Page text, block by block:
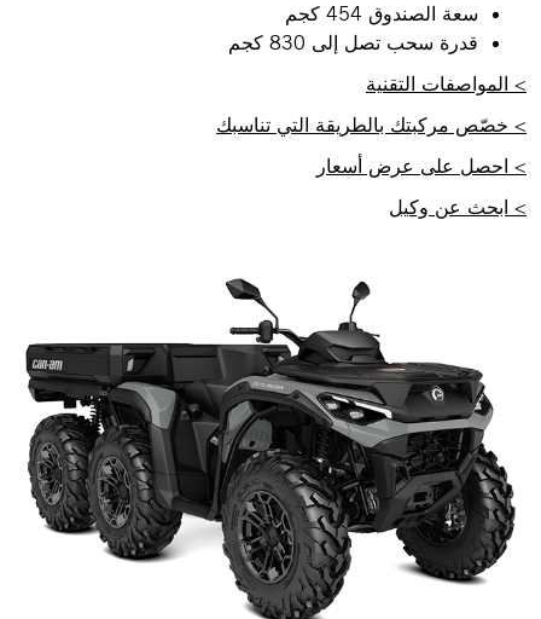
سعة الصندوق 454 كجم
قدرة سحب تصل إلى 830 كجم
> المواصفات التقنية
> خصّص مركبتك بالطريقة التي تناسبك
> احصل على عرض أسعار
> ابحث عن وكيل